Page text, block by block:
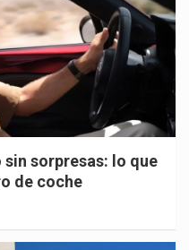
sorpresas: lo que
de coche